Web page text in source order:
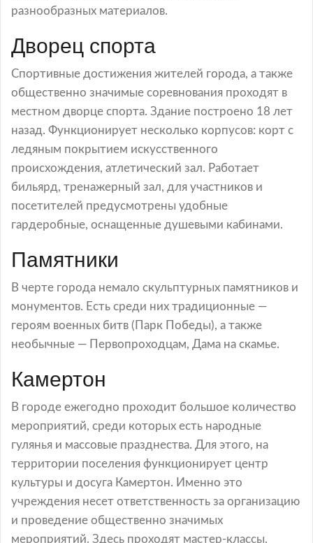
разнообразных материалов.
Дворец спорта
Спортивные достижения жителей города, а также
общественно значимые соревнования проходят в
местном дворце спорта. Здание построено 18 лет
назад. Функционирует несколько корпусов: корт с
ледяным покрытием искусственного
происхождения, атлетический зал. Работает
бильярд, тренажерный зал, для участников и
посетителей предусмотрены удобные
гардеробные, оснащенные душевыми кабинами.
Памятники
В черте города немало скульптурных памятников и
монументов. Есть среди них традиционные —
героям военных битв (Парк Победы), а также
необычные — Первопроходцам, Дама на скамье.
Камертон
В городе ежегодно проходит большое количество
мероприятий, среди которых есть народные
гулянья и массовые празднества. Для этого, на
территории поселения функционирует центр
культуры и досуга Камертон. Именно это
учреждения несет ответственность за организацию
и проведение общественно значимых
мероприятий. Здесь проходят мастер-классы,